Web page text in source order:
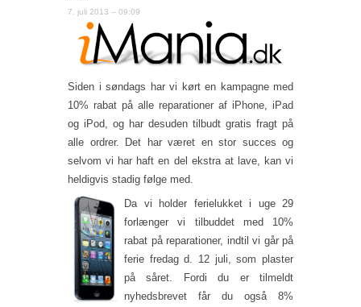
7. juli 2013 – 09:09
Siden i søndags har vi kørt en kampagne med
10% rabat på alle reparationer af iPhone, iPad
og iPod, og har desuden tilbudt gratis fragt på
alle ordrer. Det har været en stor succes og
selvom vi har haft en del ekstra at lave, kan vi
heldigvis stadig følge med.
Da vi holder ferielukket i uge 29
forlænger vi tilbuddet med 10%
rabat på reparationer, indtil vi går på
ferie fredag d. 12 juli, som plaster
på såret. Fordi du er tilmeldt
nyhedsbrevet får du også 8%